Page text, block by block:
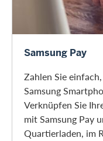
Samsung Pay
Samsung Pay
Zahlen Sie
Samsung
Verknüpfen Sie
mit Samsung Pay
Quartierladen, im